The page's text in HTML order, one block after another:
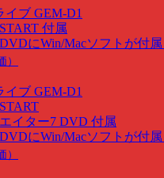
ブ GEM-D1
付属
にWin/Macソフトが付
）
ブ GEM-D1
イター7 DVD 付属
にWin/Macソフトが付
）